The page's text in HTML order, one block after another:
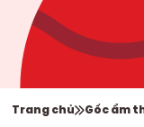
Trang chủ Gốc ẩm